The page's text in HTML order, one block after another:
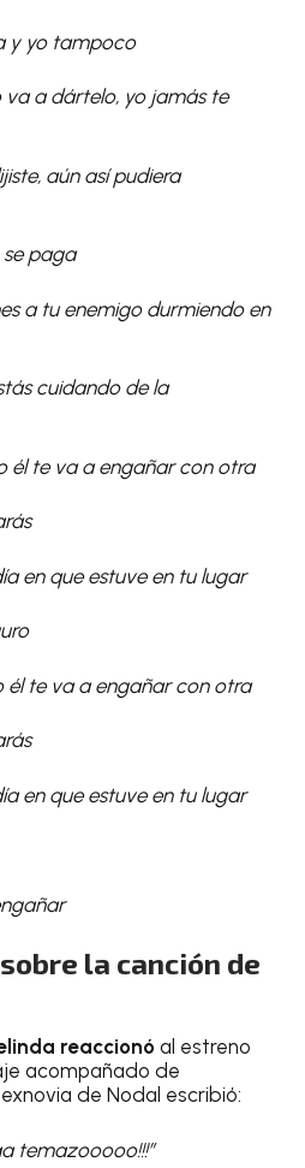
y yo tampoco
va a dártelo, yo jamás te
aún así pudiera
paga
a tu enemigo durmiendo en
cuidando de la
él te va a engañar con otra
en que estuve en tu lugar
él te va a engañar con otra
en que estuve en tu lugar
la canción de
reaccionó al estreno
acompañado de
de Nodal escribió:
temazooooo!!!”